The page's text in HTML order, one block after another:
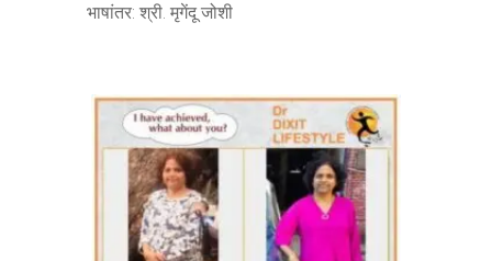
भाषांतर: श्री. मृगेंदू जोशी